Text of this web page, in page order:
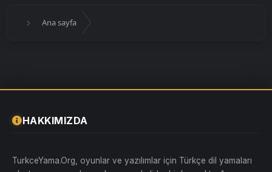
Ana sayfa
HAKKIMIZDA
TurkceYama.Org, oyunlar ve yazılımlar için Türkçe dil yamaları